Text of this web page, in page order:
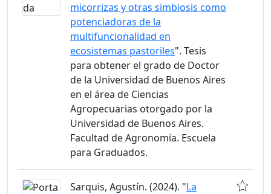
micorrizas y otras simbiosis como
potenciadoras de la
multifuncionalidad en
ecosistemas pastoriles". Tesis
para obtener el grado de Doctor
de la Universidad de Buenos Aires
en el área de Ciencias
Agropecuarias otorgado por la
Universidad de Buenos Aires.
Facultad de Agronomía. Escuela
para Graduados.
Sarquis, Agustín. (2024). "La